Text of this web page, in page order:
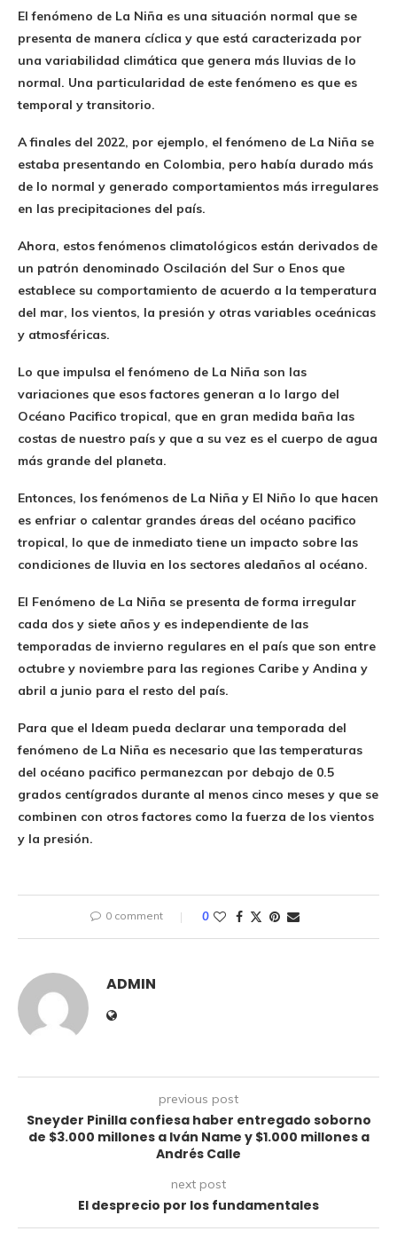
El fenómeno de La Niña es una situación normal que se
presenta de manera cíclica y que está caracterizada por
una variabilidad climática que genera más lluvias de lo
normal. Una particularidad de este fenómeno es que es
temporal y transitorio.
A finales del 2022, por ejemplo, el fenómeno de La Niña se
estaba presentando en Colombia, pero había durado más
de lo normal y generado comportamientos más irregulares
en las precipitaciones del país.
Ahora, estos fenómenos climatológicos están derivados de
un patrón denominado Oscilación del Sur o Enos que
establece su comportamiento de acuerdo a la temperatura
del mar, los vientos, la presión y otras variables oceánicas
y atmosféricas.
Lo que impulsa el fenómeno de La Niña son las
variaciones que esos factores generan a lo largo del
Océano Pacifico tropical, que en gran medida baña las
costas de nuestro país y que a su vez es el cuerpo de agua
más grande del planeta.
Entonces, los fenómenos de La Niña y El Niño lo que hacen
es enfriar o calentar grandes áreas del océano pacifico
tropical, lo que de inmediato tiene un impacto sobre las
condiciones de lluvia en los sectores aledaños al océano.
El Fenómeno de La Niña se presenta de forma irregular
cada dos y siete años y es independiente de las
temporadas de invierno regulares en el país que son entre
octubre y noviembre para las regiones Caribe y Andina y
abril a junio para el resto del país.
Para que el Ideam pueda declarar una temporada del
fenómeno de La Niña es necesario que las temperaturas
del océano pacifico permanezcan por debajo de 0.5
grados centígrados durante al menos cinco meses y que se
combinen con otros factores como la fuerza de los vientos
y la presión.
0 comment 0
ADMIN
previous post
Sneyder Pinilla confiesa haber entregado soborno
de $3.000 millones a Iván Name y $1.000 millones a
Andrés Calle
next post
El desprecio por los fundamentales